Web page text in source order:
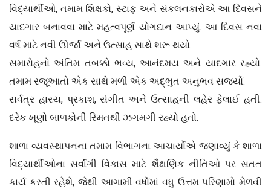
વિદ્યાર્થીઓ, તમામ શિક્ષકો, સ્ટાફ અને સંકલનકારોએ આ દિવસને
યાદગાર બનાવવા માટે મહત્વપૂર્ણ યોગદાન આપ્યું. આ દિવસ નવા
વર્ષ માટે નવી ઊર્જા અને ઉત્સાહ સાથે શરૂ થયો.
સમારોહનો અંતિમ તબક્કો ભવ્ય, આનંદમય અને યાદગાર રહ્યો.
તમામ રજૂઆતો એક સાથે મળી એક અદ્ભુત અનુભવ સર્જ્યો.
સર્વત્ર હાસ્ય, પ્રકાશ, સંગીત અને ઉત્સાહની લહેર ફેલાઈ હતી.
દરેક ખૂણો બાળકોની સ્મિતથી ઝગમગી રહ્યો હતો.
શાળા વ્યવસ્થાપનના તમામ વિભાગના આચાર્યોએ જણાવ્યું કે શાળા
વિદ્યાર્થીઓના સર્વાંગી વિકાસ માટે શૈક્ષણિક નીતિઓ પર સતત
કાર્ય કરતી રહેશે, જેથી આગામી વર્ષોમાં વધુ ઉત્તમ પરિણામો મેળવી